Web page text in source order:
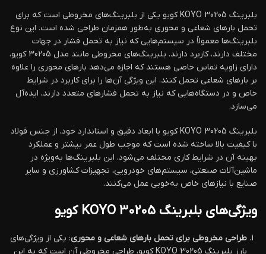
بلبرینگ KOYO 30205 کویو یکی از بلبرینگ‌های مخروطی است که برای
تحمل بارهای شعاعی و محوری به‌طور همزمان طراحی شده است. این نوع
بلبرینگ‌ها معمولاً در سیستم‌هایی که نیاز به تحمل فشار در جهات
مختلف دارند، کاربرد دارند. بلبرینگ‌های مخروطی مانند مدل 30205 کویو،
دارای زاویه تماس خاصی هستند که اجازه می‌دهد بارهای محوری را علاوه
بر بارهای شعاعی تحمل کنند. این ویژگی آن‌ها را برای کاربرد در شرایط
خاص و در دستگاه‌هایی که نیاز به تحمل فشارهای متعدد دارند، ایده‌آل
می‌سازد.
بلبرینگ KOYO 30205 کویو با ابعاد دقیق و استاندارد خود، از جنس فولاد
با کیفیت بالا ساخته شده است که موجب طول عمر بیشتر و عملکرد
بهینه آن در شرایط کاری مختلف می‌شود. این بلبرینگ‌ها به‌ویژه در
ماشین‌آلات صنعتی، سیستم‌های خودرویی، تجهیزات کشاورزی و سایر
صنایع با نیازهای خاص به‌خوبی عمل می‌کنند.
ویژگی‌های بلبرینگ KOYO 30205 کویو
طراحی مخروطی برای تحمل بارهای شعاعی و محوری: یکی از ویژگی‌های
بارز بلبرینگ KOYO 30205 کویو، طراحی مخروطی آن است که به این